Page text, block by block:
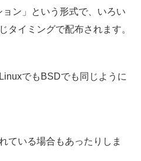
ン」という形式で、いろい
タイミングで配布されます。
でもBSDでも同じように
ている場合もあったりしま